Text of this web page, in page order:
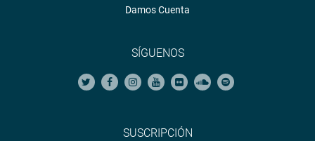
Damos Cuenta
SÍGUENOS
SUSCRIPCIÓN